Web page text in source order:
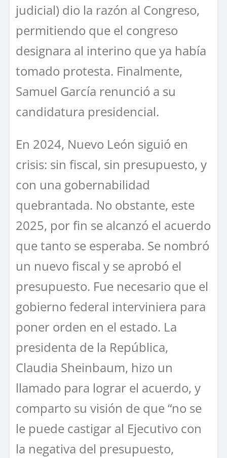
judicial) dio la razón al Congreso,
permitiendo que el congreso
designara al interino que ya había
tomado protesta. Finalmente,
Samuel García renunció a su
candidatura presidencial.
En 2024, Nuevo León siguió en
crisis: sin fiscal, sin presupuesto, y
con una gobernabilidad
quebrantada. No obstante, este
2025, por fin se alcanzó el acuerdo
que tanto se esperaba. Se nombró
un nuevo fiscal y se aprobó el
presupuesto. Fue necesario que el
gobierno federal interviniera para
poner orden en el estado. La
presidenta de la República,
Claudia Sheinbaum, hizo un
llamado para lograr el acuerdo, y
comparto su visión de que “no se
le puede castigar al Ejecutivo con
la negativa del presupuesto,